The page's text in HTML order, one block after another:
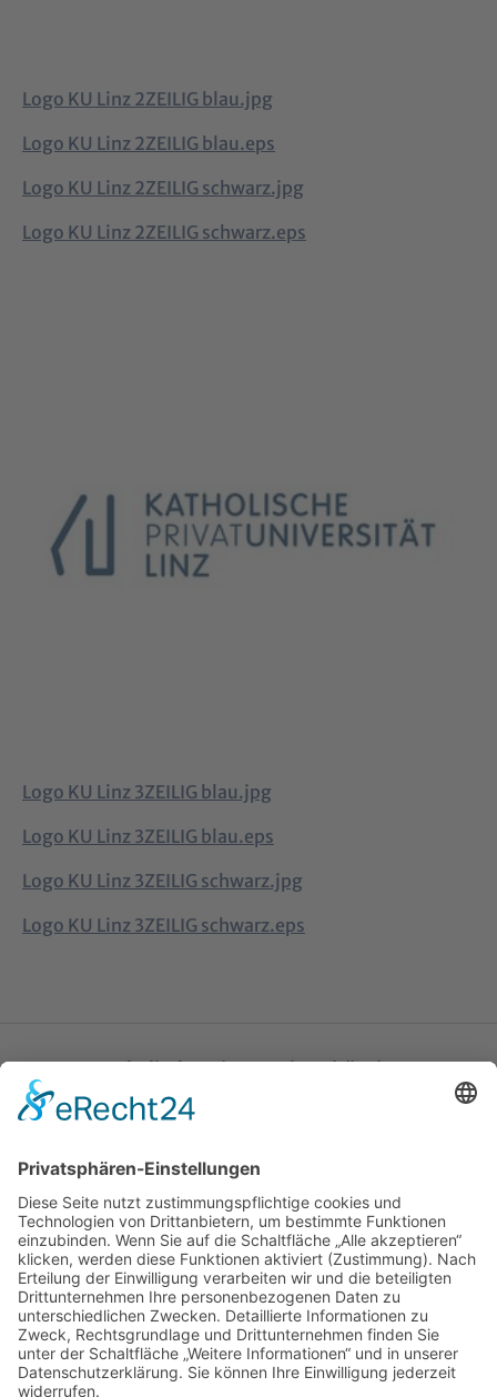
Logo KU Linz 2ZEILIG blau.jpg
Logo KU Linz 2ZEILIG blau.eps
Logo KU Linz 2ZEILIG schwarz.jpg
Logo KU Linz 2ZEILIG schwarz.eps
Logo KU Linz 3ZEILIG blau.jpg
Logo KU Linz 3ZEILIG blau.eps
Logo KU Linz 3ZEILIG schwarz.jpg
Logo KU Linz 3ZEILIG schwarz.eps
Katholische Privat-Universität Linz
Bethlehemstraße 20
T:+43 732 / 784293
E:office[at]ku-linz.at